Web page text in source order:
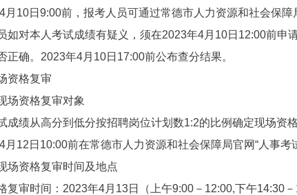
月10日9:00前，报考人员可通过常德市人力资源和社会保障
如对本人考试成绩有疑义，须在2023年4月10日12:00前
正确。2023年4月10日17:00前公布查分结果。
资格复审
场资格复审对象
成绩从高分到低分按招聘岗位计划数1:2的比例确定现场资
月12日10:00前在常德市人力资源和社会保障局官网“人事考
场资格复审时间及地点
复审时间：2023年4月13日（上午9:00－12:00,下午14:30－